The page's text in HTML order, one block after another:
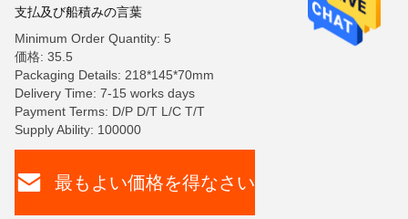
支払及び船積みの言葉
Minimum Order Quantity: 5
価格: 35.5
Packaging Details: 218*145*70mm
Delivery Time: 7-15 works days
Payment Terms: D/P D/T L/C T/T
Supply Ability: 100000
最もよい価格を得なさい